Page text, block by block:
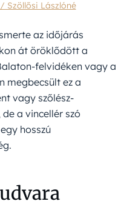
Szöllősi Lászlóné
az időjárás
át öröklődött a
felvidéken vagy a
megbecsült ez a
vagy szőlész-
a vincellér szó
hosszú